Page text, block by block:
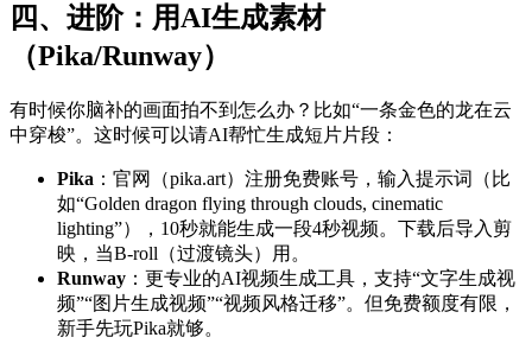
四、进阶：用AI生成素材
（Pika/Runway）
有时候你脑补的画面拍不到怎么办？比如“一条金色的龙在云
中穿梭”。这时候可以请AI帮忙生成短片片段：
Pika ：官网（pika.art）注册免费账号，输入提示词（比
如“Golden dragon flying through clouds, cinematic
lighting”），10秒就能生成一段4秒视频。下载后导入剪
映，当B-roll（过渡镜头）用。
Runway ：更专业的AI视频生成工具，支持“文字生成视
频”“图片生成视频”“视频风格迁移”。但免费额度有限，
新手先玩Pika就够。